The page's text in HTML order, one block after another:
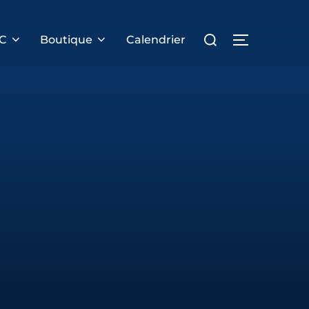
Boutique Calendrier
PERMUTER